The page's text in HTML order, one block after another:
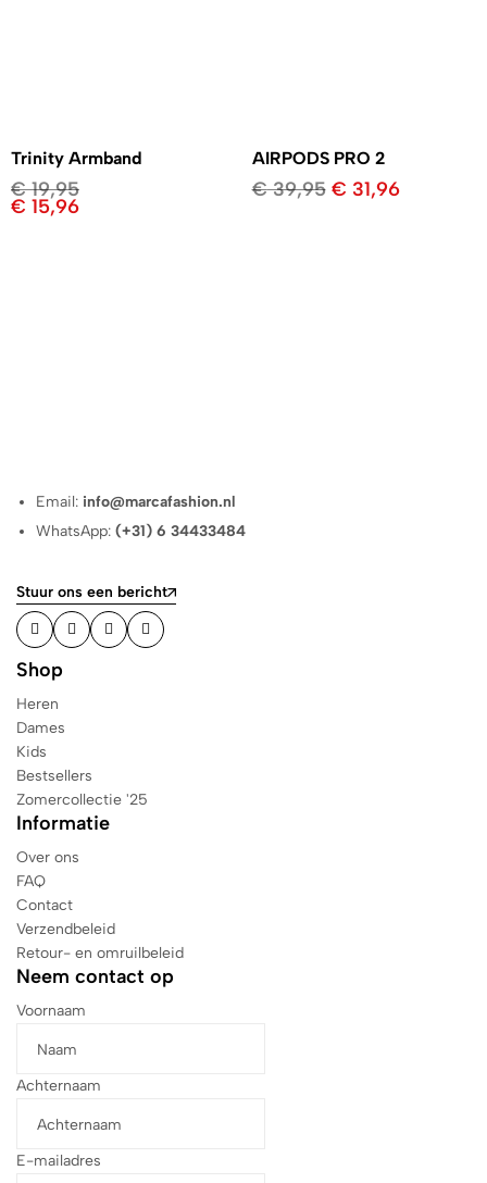
Trinity Armband
€19,95
€ 15,96
AIRPODS PRO 2
€39,95 € 31,96
Email: info@marcafashion.nl
WhatsApp:(+31) 6 34433484
Stuur ons een bericht
Shop
Heren
Dames
Kids
Bestsellers
Zomercollectie '25
Informatie
Over ons
FAQ
Contact
Verzendbeleid
Retour- en omruilbeleid
Neem contact op
Voornaam
Achternaam
E-mailadres